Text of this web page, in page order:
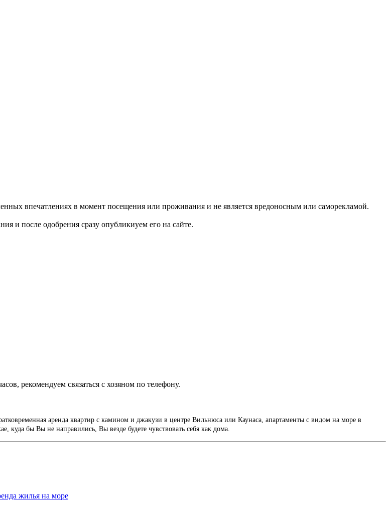
впечатлениях в момент посещения или проживания и не является вредоносным или саморекламой.
и после одобрения сразу опубликиуем его на сайте.
рекомендуем связаться с хозяном по телефону.
аренда квартир с камином и джакузи в центре Вильнюса или Каунаса, апартаменты с видом на море в
бы Вы не направились, Вы везде будете чувствовать себя как дома.
жилья на море